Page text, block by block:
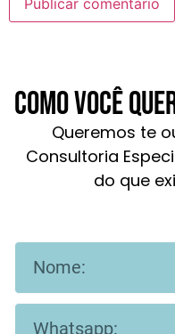
Como você
Queremos te
Consultoria
do que